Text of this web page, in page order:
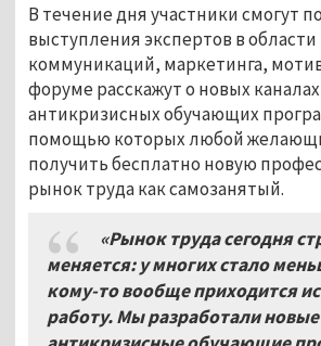
В течение дня участники смогут
выступления экспертов в
коммуникаций, маркетинга,
форуме расскажут о новых
антикризисных обучающих
помощью которых любой
получить бесплатно новую
рынок труда как самозанятый.
«Рынок труда сегодня
меняется: у многих стало
кому-то вообще приходится
работу. Мы разработали новые